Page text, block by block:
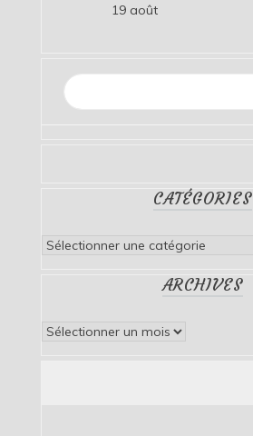
19 août
CATÉGORIES
Catégories
ARCHIVES
Archives